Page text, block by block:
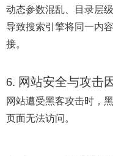
动态参数混乱、目录层
导致搜索引擎将同一内
接。
6. 网站安全与攻击
网站遭受黑客攻击时，
页面无法访问。